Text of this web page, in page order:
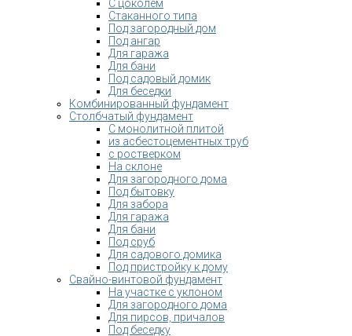
С цоколем
Стаканного типа
Под загородный дом
Под ангар
Для гаража
Для бани
Под садовый домик
Для беседки
Комбинированный фундамент
Столбчатый фундамент
С монолитной плитой
из асбестоцементных труб
с ростверком
На склоне
Для загородного дома
Под бытовку
Для забора
Для гаража
Для бани
Под сруб
Для садового домика
Под пристройку к дому
Свайно-винтовой фундамент
На участке с уклоном
Для загородного дома
Для пирсов, причалов
Под беседку